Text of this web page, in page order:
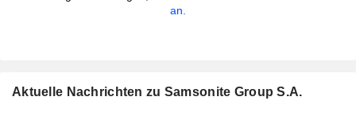
an.
Aktuelle Nachrichten zu Samsonite Group S.A.